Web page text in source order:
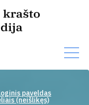
paveldas
(neišlikęs)